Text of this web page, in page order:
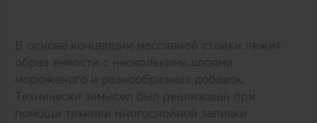
В основе концепции массивной стойки лежит
образ емкости с несколькими слоями
мороженого и разнообразных добавок.
Технически замысел был реализован при
помощи техники многослойной заливки